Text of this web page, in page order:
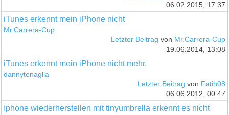
06.02.2015, 17:37
iTunes erkennt mein iPhone nicht
Mr.Carrera-Cup
Letzter Beitrag von Mr.Carrera-Cup
19.06.2014, 13:08
iTunes erkennt mein iPhone nicht mehr.
dannytenaglia
Letzter Beitrag von Fatih08
06.06.2012, 00:47
Iphone wiederherstellen mit tinyumbrella erkennt es nicht